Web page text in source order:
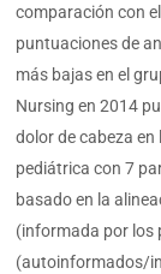
comparación con
puntuaciones de
más bajas en el
Nursing en 2014
dolor de cabeza en
pediátrica con 7
basado en la
(informada por los
(autoinformados/